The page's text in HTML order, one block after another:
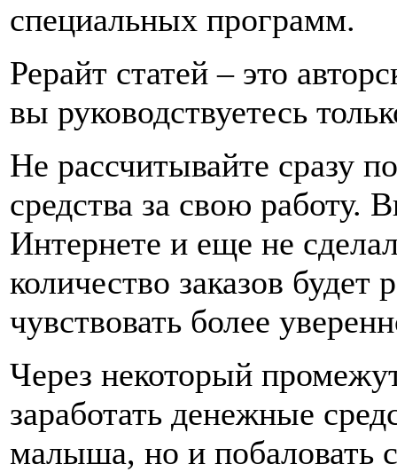
специальных программ.
Рерайт статей – это
вы руководствуетесь
Не рассчитывайте сразу
средства за свою работу.
Интернете и еще не
количество заказов будет
чувствовать более
Через некоторый
заработать денежные
малыша, но и побаловать